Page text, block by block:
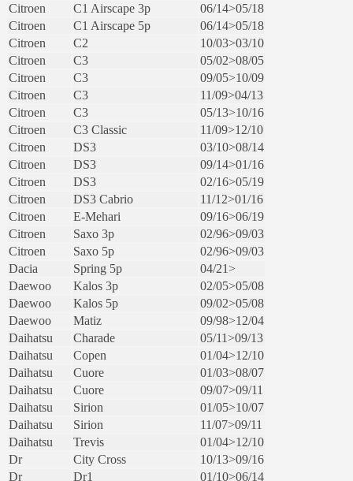
Citroen
C1 Airscape 3p
06/14>05/18
Citroen
C1 Airscape 5p
06/14>05/18
Citroen
C2
10/03>03/10
Citroen
C3
05/02>08/05
Citroen
C3
09/05>10/09
Citroen
C3
11/09>04/13
Citroen
C3
05/13>10/16
Citroen
C3 Classic
11/09>12/10
Citroen
DS3
03/10>08/14
Citroen
DS3
09/14>01/16
Citroen
DS3
02/16>05/19
Citroen
DS3 Cabrio
11/12>01/16
Citroen
E-Mehari
09/16>06/19
Citroen
Saxo 3p
02/96>09/03
Citroen
Saxo 5p
02/96>09/03
Dacia
Spring 5p
04/21>
Daewoo
Kalos 3p
02/05>05/08
Daewoo
Kalos 5p
09/02>05/08
Daewoo
Matiz
09/98>12/04
Daihatsu
Charade
05/11>09/13
Daihatsu
Copen
01/04>12/10
Daihatsu
Cuore
01/03>08/07
Daihatsu
Cuore
09/07>09/11
Daihatsu
Sirion
01/05>10/07
Daihatsu
Sirion
11/07>09/11
Daihatsu
Trevis
01/04>12/10
Dr
City Cross
10/13>09/16
Dr
Dr1 01/10>06/14